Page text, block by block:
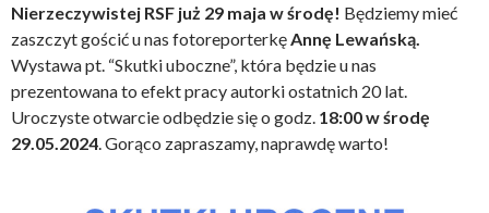
Nierzeczywistej RSF już 29 maja w środę! Będziemy mieć
zaszczyt gościć u nas fotoreporterkę Annę Lewańską.
Wystawa pt. “Skutki uboczne”, która będzie u nas
prezentowana to efekt pracy autorki ostatnich 20 lat.
Uroczyste otwarcie odbędzie się o godz. 18:00 w środę
29.05.2024 . Gorąco zapraszamy, naprawdę warto!